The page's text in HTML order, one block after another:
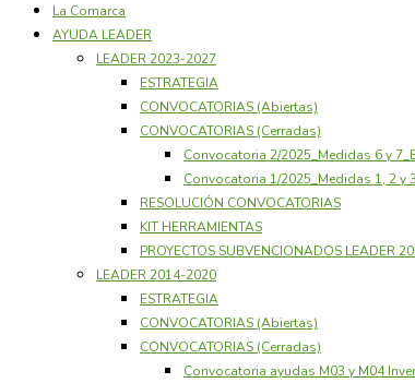
La Comarca
AYUDA LEADER
LEADER 2023-2027
ESTRATEGIA
CONVOCATORIAS (Abiertas)
CONVOCATORIAS (Cerradas)
Convocatoria 2/2025_Medidas 6 y
Convocatoria 1/2025_Medidas 1, 2 y
RESOLUCIÓN CONVOCATORIAS
KIT HERRAMIENTAS
PROYECTOS SUBVENCIONADOS LEADER
LEADER 2014-2020
ESTRATEGIA
CONVOCATORIAS (Abiertas)
CONVOCATORIAS (Cerradas)
Convocatoria ayudas M03 y M04